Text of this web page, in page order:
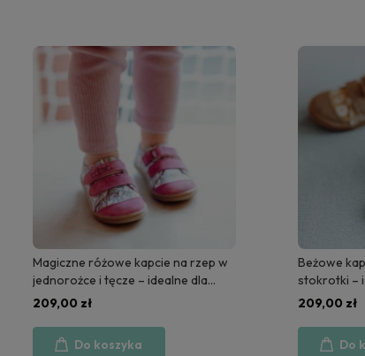
Beżowe kapcie na rzep w białe
stokrotki – idealne połączenie
natury i wygody | Beige Daisy
209,00 zł
Do koszyka
Wesołe
"Hot
zabaw i do
209,00 zł
Do